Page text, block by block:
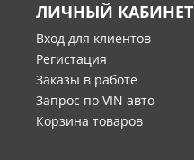
ЛИЧНЫЙ КАБИНЕТ
Вход для клиентов
Регистация
Заказы в работе
Запрос по VIN авто
Корзина товаров